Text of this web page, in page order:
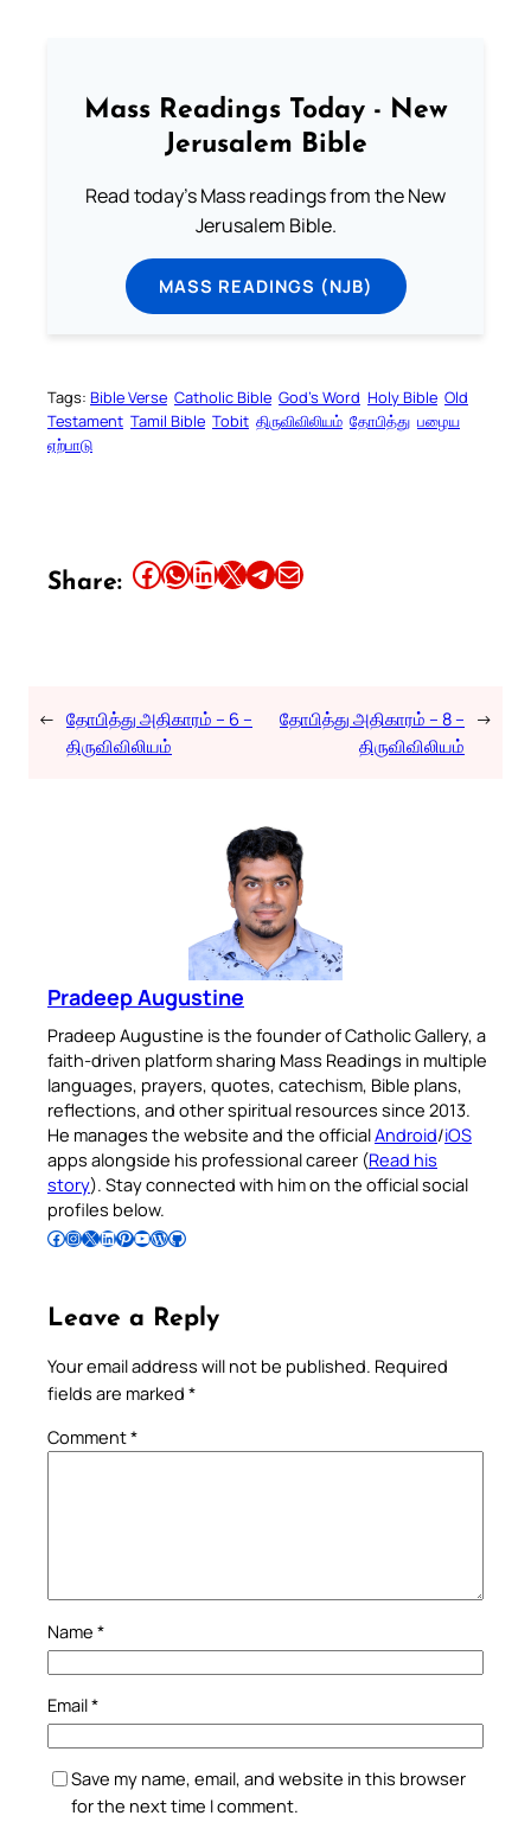
Mass Readings Today - New
Jerusalem Bible
Read today's Mass readings from the New
Jerusalem Bible.
MASS READINGS (NJB)
Tags: Bible Verse Catholic Bible God’s Word Holy Bible Old
Testament Tamil Bible Tobit திருவிவிலியம் தோபித்து பழைய
ஏற்பாடு
Share: Share this article on Facebook Share this article on WhatsApp Share this article on LinkedIn Share this article on X Share this article on TelegramEmail this Article
← தோபித்து அதிகாரம் – 6 –
திருவிவிலியம்
தோபித்து அதிகாரம் – 8 –
திருவிவிலியம்
→
Pradeep Augustine
Pradeep Augustine is the founder of Catholic Gallery, a
faith-driven platform sharing Mass Readings in multiple
languages, prayers, quotes, catechism, Bible plans,
reflections, and other spiritual resources since 2013.
He manages the website and the officialAndroid/iOS
apps alongside his professional career (Read his
story). Stay connected with him on the official social
profiles below.
Follow Pradeep on Facebook Follow Pradeep on InstagramFollow Pradeep on X Follow Pradeep on LinkedIn Follow Pradeep on Pinterest Subscribe to Pradeep’s Youtube Channel Follow Pradeep on WordPress Follow Pradeep on GitHub
Leave a Reply
Your email address will not be published. Required
fields are marked *
Comment*
Name *
Email*
Save my name, email, and website in this browser
for the next time I comment.